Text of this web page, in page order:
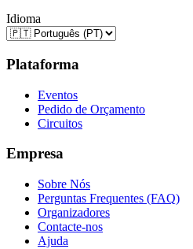
Idioma
Plataforma
Eventos
Pedido de Orçamento
Circuitos
Empresa
Sobre Nós
Perguntas Frequentes (FAQ)
Organizadores
Contacte-nos
Ajuda